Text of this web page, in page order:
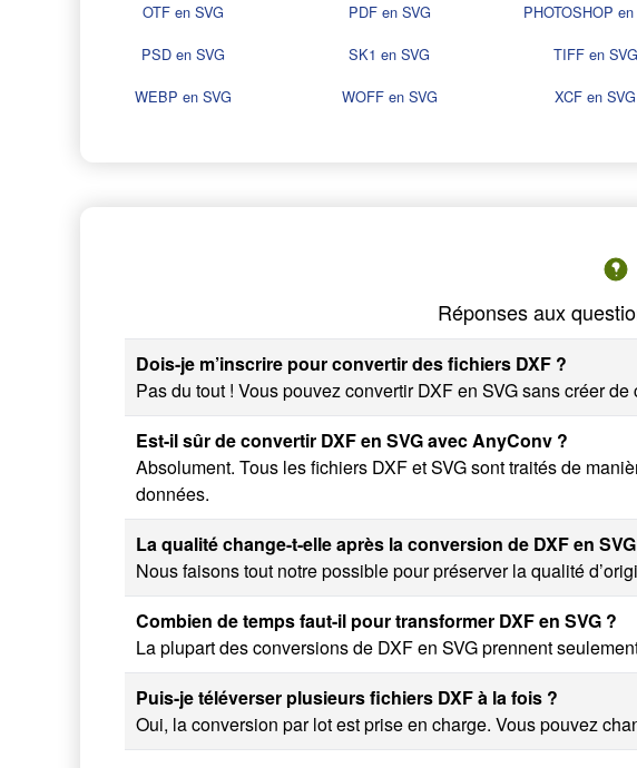
OTF en SVG
PDF en SVG PHOTOSHOP en
PSD en SVG
SK1 en SVG TIFF en SVG
WEBP en SVG
WOFF en SVG XCF en SVG
Réponses aux
Dois-je m’inscrire pour convertir des fichiers DXF ?
Pas du tout ! Vous pouvez convertir DXF en SVG sans créer
Est-il sûr de convertir DXF en SVG avec AnyConv ?
Absolument. Tous les fichiers DXF et SVG sont traités de
données.
La qualité change-t-elle après la conversion de DXF en
Nous faisons tout notre possible pour préserver la qualité
Combien de temps faut-il pour transformer DXF en SVG ?
La plupart des conversions de DXF en SVG prennent
Puis-je téléverser plusieurs fichiers DXF à la fois ?
Oui, la conversion par lot est prise en charge. Vous pouvez